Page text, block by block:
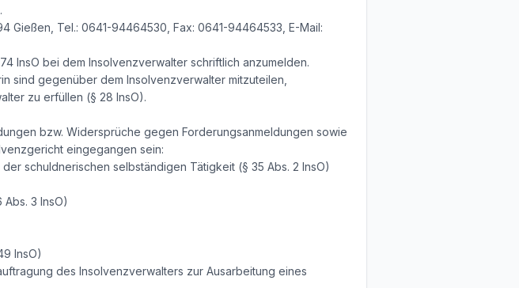
Gießen, Tel.: 0641-94464530, Fax: 0641-94464533, E-Mail:
InsO bei dem Insolvenzverwalter schriftlich anzumelden.
sind gegenüber dem Insolvenzverwalter mitzuteilen,
zu erfüllen (§ 28 InsO).
bzw. Widersprüche gegen Forderungsanmeldungen sowie
eingegangen sein:
schuldnerischen selbständigen Tätigkeit (§ 35 Abs. 2 InsO)
3 InsO)
InsO)
des Insolvenzverwalters zur Ausarbeitung eines